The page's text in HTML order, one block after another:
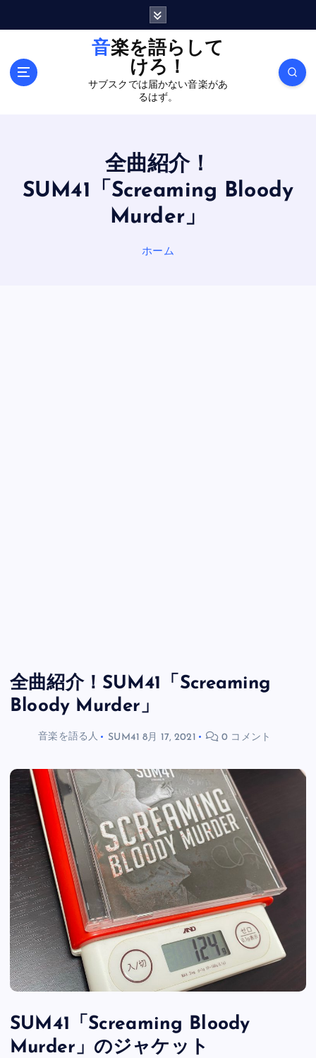
音楽を語らして
けろ！
サブスクでは届かない音楽があ
るはず。
全曲紹介！
SUM41「Screaming Bloody
Murder」
ホーム
全曲紹介！SUM41「Screaming
Bloody Murder」
音楽を語る人 SUM41 8月 17, 2021 0 コメント
SUM41「Screaming Bloody
Murder」のジャケット